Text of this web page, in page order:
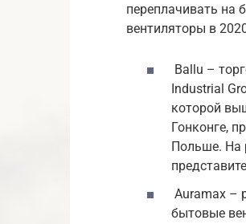
переплачивать на
вентиляторы в
Ballu –
Industrial
которой
Гонконге,
Польше. На
Auramax –
бытовые